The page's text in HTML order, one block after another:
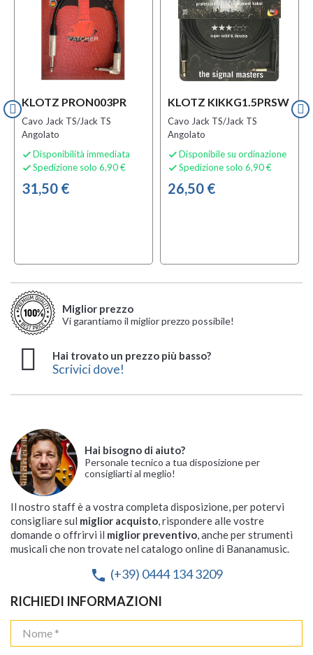
KLOTZ PRON003PR
Cavo Jack TS/Jack TS
Angolato
 Disponibilità immediata
 Spedizione solo 6,90 €
31,50 €
KLOTZ KIKKG1.5PRSW
Cavo Jack TS/Jack TS
Angolato
 Disponibile su ordinazione
 Spedizione solo 6,90 €
26,50 €
Miglior prezzo
Vi garantiamo il miglior prezzo possibile!
Hai trovato un prezzo più basso?
Scrivici dove!
Hai bisogno di aiuto?
Personale tecnico a tua disposizione per
consigliarti al meglio!
Il nostro staff è a vostra completa disposizione, per potervi
consigliare sul miglior acquisto, rispondere alle vostre
domande o offrirvi il miglior preventivo, anche per strumenti
musicali che non trovate nel catalogo online di Bananamusic.
phone (+39) 0444 134 3209
RICHIEDI INFORMAZIONI